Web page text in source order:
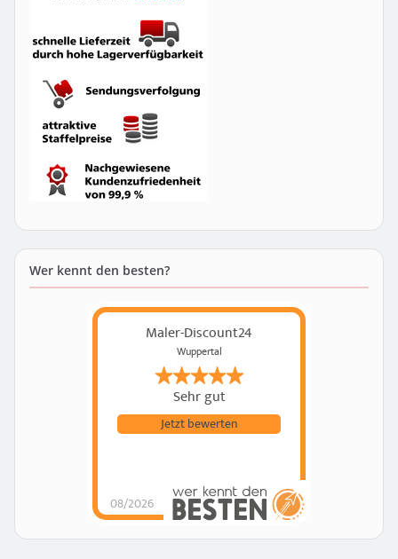
Wer kennt den besten?
Maler-Discount24
Wuppertal
Sehr gut
08/2026
Jetzt bewerten